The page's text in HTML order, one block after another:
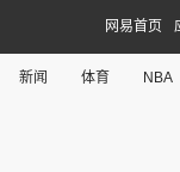
网易首页
新闻 体育 NBA